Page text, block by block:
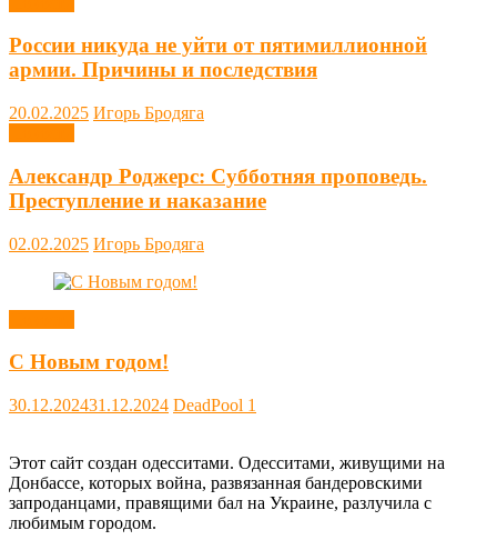
России никуда не уйти от пятимиллионной
армии. Причины и последствия
20.02.2025 Игорь Бродяга
Александр Роджерс: Субботняя проповедь.
Преступление и наказание
02.02.2025 Игорь Бродяга
С Новым годом!
30.12.202431.12.2024 DeadPool 1
Этот сайт создан одесситами. Одесситами, живущими на
Донбассе, которых война, развязанная бандеровскими
запроданцами, правящими бал на Украине, разлучила с
любимым городом.